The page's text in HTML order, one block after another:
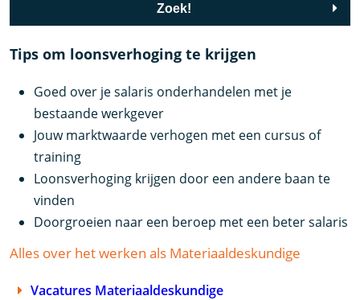
Zoek!
Tips om loonsverhoging te krijgen
Goed over je salaris onderhandelen met je
bestaande werkgever
Jouw marktwaarde verhogen met een cursus of
training
Loonsverhoging krijgen door een andere baan te
vinden
Doorgroeien naar een beroep met een beter salaris
Alles over het werken als Materiaaldeskundige
Vacatures Materiaaldeskundige